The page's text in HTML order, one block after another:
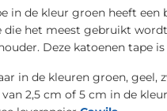
in de kleur groen heeft een
die het meest gebruikt
Deze katoenen tape
in de kleuren groen, geel,
2,5 cm of 5 cm in de